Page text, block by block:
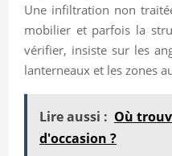
Une infiltration non
mobilier et parfois la
vérifier, insiste sur les
lanterneaux et les zones
Lire aussi : Où
d'occasion ?